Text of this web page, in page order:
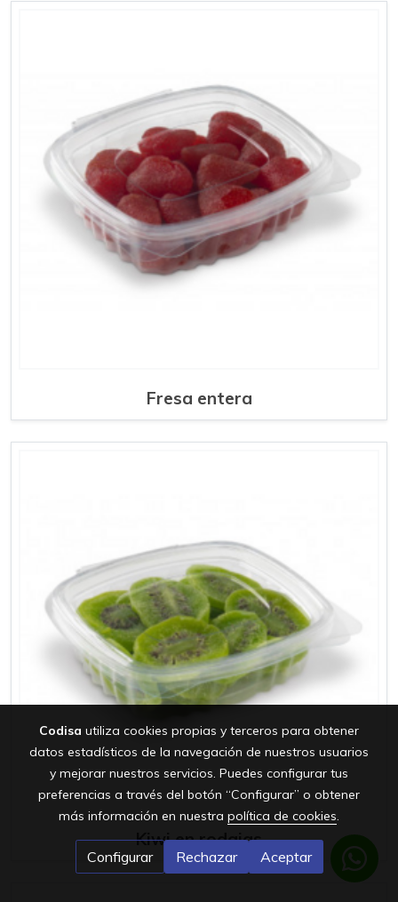
Fresa entera
Kiwi en rodajas
Codisa utiliza cookies propias y terceros para obtener
datos estadísticos de la navegación de nuestros usuarios
y mejorar nuestros servicios. Puedes configurar tus
preferencias a través del botón “Configurar” o obtener
más información en nuestra política de cookies.
Configurar Rechazar Aceptar